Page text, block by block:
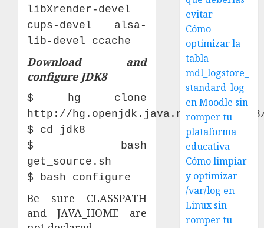
libXrender-devel
cups-devel alsa-
lib-devel ccache
Download and
configure JDK8
$ hg clone
http://hg.openjdk.java.net/jdk8/
$ cd jdk8
$ bash
get_source.sh
$ bash configure
Be sure CLASSPATH
and JAVA_HOME are
evitar
Cómo
optimizar la
tabla
mdl_logstore_
standard_log
en Moodle sin
romper tu
plataforma
educativa
Cómo limpiar
y optimizar
/var/log en
Linux sin
romper tu